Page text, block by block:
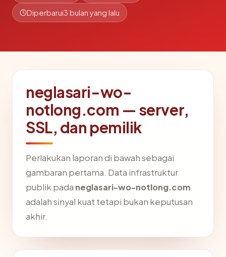
Diperbarui3 bulan yang lalu
neglasari-wo-
notlong.com — server,
SSL, dan pemilik
Perlakukan laporan di bawah sebagai
gambaran pertama. Data infrastruktur
publik pada neglasari-wo-notlong.com
adalah sinyal kuat tetapi bukan keputusan
akhir.